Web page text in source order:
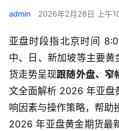
admin 2026年2月28日 上午
亚盘时段指北京时间
中、日、新加坡等主要
货走势呈现跟随外盘、窄
文全面解析 2026 年亚盘
响因素与操作策略，帮助
2026 年亚盘黄金期货最